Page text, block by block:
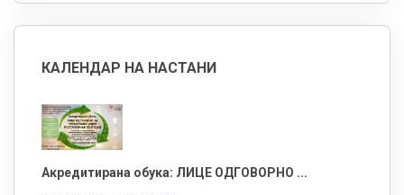
КАЛЕНДАР НА НАСТАНИ
Акредитирана обука: ЛИЦЕ ОДГОВОРНО ...